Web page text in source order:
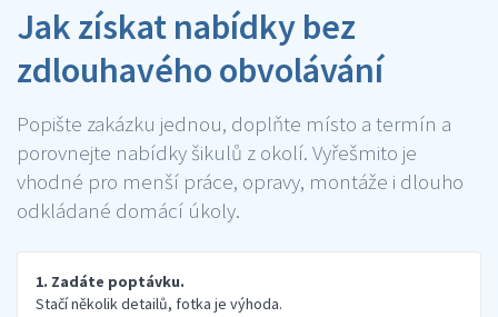
Jak získat nabídky bez
zdlouhavého obvolávání
Popište zakázku jednou, doplňte místo a termín a
porovnejte nabídky šikulů z okolí. Vyřešmito je
vhodné pro menší práce, opravy, montáže i dlouho
odkládané domácí úkoly.
1. Zadáte poptávku.
Stačí několik detailů, fotka je výhoda.